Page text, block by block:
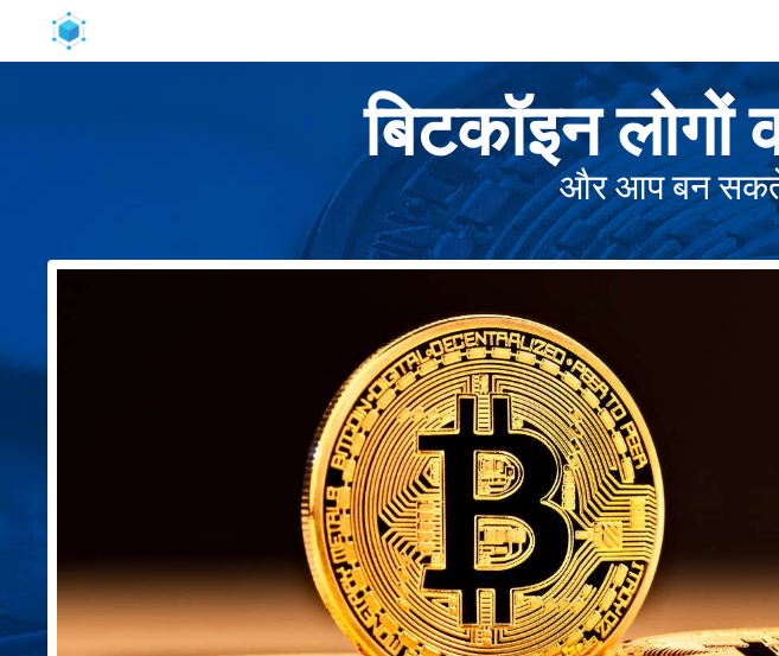
बिटकॉइन लोगों
और आप बन